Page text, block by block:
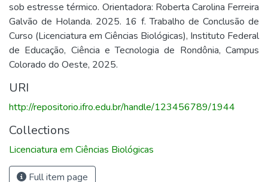
sob estresse térmico. Orientadora: Roberta Carolina Ferreira
Galvão de Holanda. 2025. 16 f. Trabalho de Conclusão de
Curso (Licenciatura em Ciências Biológicas), Instituto Federal
de Educação, Ciência e Tecnologia de Rondônia, Campus
Colorado do Oeste, 2025.
URI
http://repositorio.ifro.edu.br/handle/123456789/1944
Collections
Licenciatura em Ciências Biológicas
Full item page